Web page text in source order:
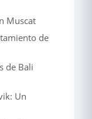
Muscat
de
de Bali
Un